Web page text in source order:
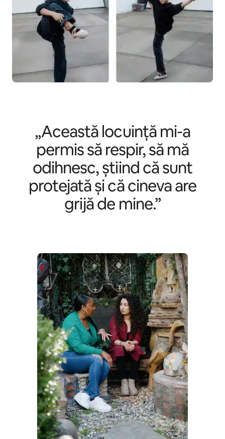
„Această locuință mi-a
permis să respir, să mă
odihnesc, știind că sunt
protejată și că cineva are
grijă de mine.”